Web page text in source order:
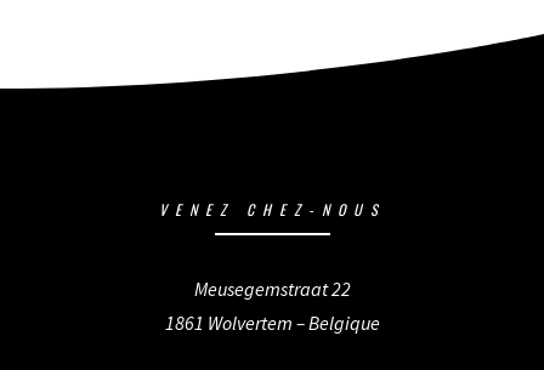
VENEZ CHEZ-NOUS
Meusegemstraat 22
1861 Wolvertem – Belgique